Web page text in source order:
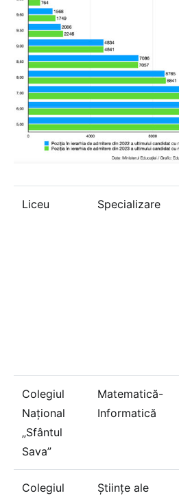
Liceu Specializare
Colegiul
Național
„Sfântul
Sava”
Matematică-
Informatică
Colegiul
Științe ale